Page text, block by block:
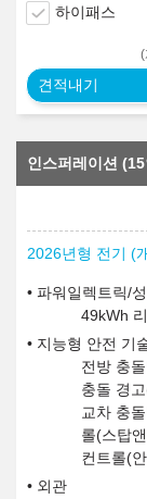
하이패스
(
견적내기
인스퍼레이션
2026년형 전기 (
파워일렉트릭/
49kWh
지능형 안전 기
전방 충
충돌 경
교차 충
롤(스탑
컨트롤(
외관